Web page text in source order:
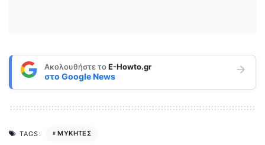
Ακολουθήστε τοE-Howto.gr
στο Google News
TAGS: ΜΥΚΗΤΕΣ